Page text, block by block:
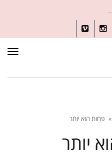
עבור:
Instagram
Vimeo
» פחות הוא יותר
יותר